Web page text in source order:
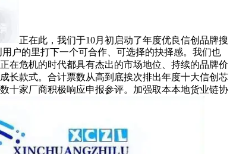
正在此，我们于10月初启动了年度优良信创品牌搜
户的里打下一个可合作、可选择的抉择感。我们也
在危机的时代都具有杰出的市场地位、持续的品牌价
长款式。合计票数从高到底挨次排出年度十大信创芯
十家厂商积极响应申报参评。加强取本本地货业链协